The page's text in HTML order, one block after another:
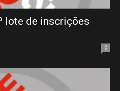
lote de inscrições
0